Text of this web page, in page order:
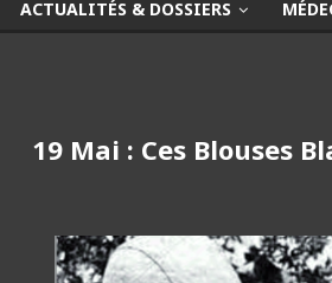
ACTUALITÉS & DOSSIERS
19 Mai : Ces Blouses